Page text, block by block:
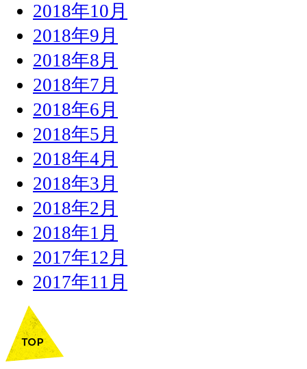
2018年10月
2018年9月
2018年8月
2018年7月
2018年6月
2018年5月
2018年4月
2018年3月
2018年2月
2018年1月
2017年12月
2017年11月